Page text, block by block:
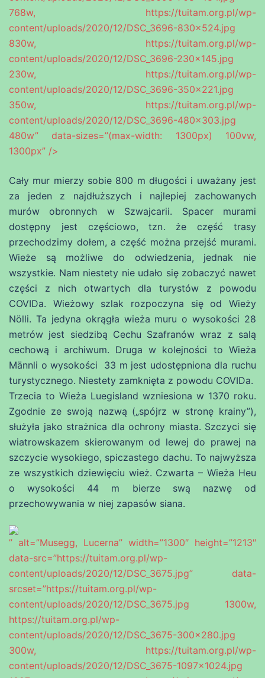
768w, https://tuitam.org.pl/wp-
content/uploads/2020/12/DSC_3696-830×524.jpg
830w, https://tuitam.org.pl/wp-
content/uploads/2020/12/DSC_3696-230×145.jpg
230w, https://tuitam.org.pl/wp-
content/uploads/2020/12/DSC_3696-350×221.jpg
350w, https://tuitam.org.pl/wp-
content/uploads/2020/12/DSC_3696-480×303.jpg
480w” data-sizes=”(max-width: 1300px) 100vw,
1300px” />
Cały mur mierzy sobie 800 m długości i uważany jest
za jeden z najdłuższych i najlepiej zachowanych
murów obronnych w Szwajcarii. Spacer murami
dostępny jest częściowo, tzn. że część trasy
przechodzimy dołem, a część można przejść murami.
Wieże są możliwe do odwiedzenia, jednak nie
wszystkie. Nam niestety nie udało się zobaczyć nawet
części z nich otwartych dla turystów z powodu
COVIDa. Wieżowy szlak rozpoczyna się od Wieży
Nölli. Ta jedyna okrągła wieża muru o wysokości 28
metrów jest siedzibą Cechu Szafranów wraz z salą
cechową i archiwum. Druga w kolejności to Wieża
Männli o wysokości 33 m jest udostępniona dla ruchu
turystycznego. Niestety zamknięta z powodu COVIDa.
Trzecia to Wieża Luegisland wzniesiona w 1370 roku.
Zgodnie ze swoją nazwą („spójrz w stronę krainy”),
służyła jako strażnica dla ochrony miasta. Szczyci się
wiatrowskazem skierowanym od lewej do prawej na
szczycie wysokiego, spiczastego dachu. To najwyższa
ze wszystkich dziewięciu wież. Czwarta – Wieża Heu
o wysokości 44 m bierze swą nazwę od
przechowywania w niej zapasów siana.
” alt=”Musegg, Lucerna” width=”1300″ height=”1213″
data-src=”https://tuitam.org.pl/wp-
content/uploads/2020/12/DSC_3675.jpg” data-
srcset=”https://tuitam.org.pl/wp-
content/uploads/2020/12/DSC_3675.jpg 1300w,
https://tuitam.org.pl/wp-
content/uploads/2020/12/DSC_3675-300×280.jpg
300w, https://tuitam.org.pl/wp-
content/uploads/2020/12/DSC_3675-1097×1024.jpg